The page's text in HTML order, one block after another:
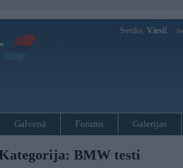
Sveiks, Viesi!
Galvenā Forums Galerijas
BMW testi